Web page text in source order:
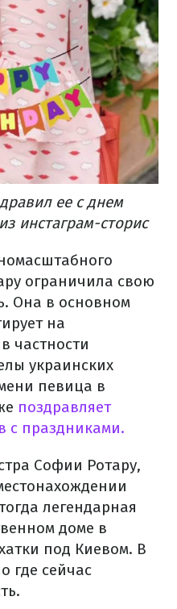
ее с днем
инстаграм-сторис
ограничила свою
Она в основном
на
частности
украинских
певица в
поздравляет
с праздниками.
Софии Ротару,
легендарная
доме в
под Киевом. В
где сейчас